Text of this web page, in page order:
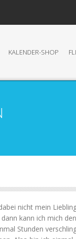
KALENDER-SHOP
nicht mein
kann ich mich den
Stunden